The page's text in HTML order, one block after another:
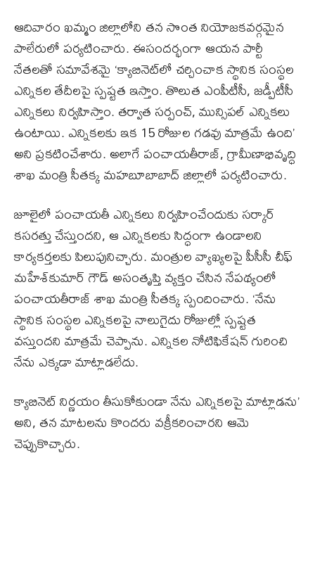
ఆదివారం ఖమ్మం జిల్లాలోని తన సొంత నియోజకవర్గమైన
పాలేరులో పర్యటించారు. ఈసందర్భంగా ఆయన పార్టీ
నేతలతో సమావేశమై ‘క్యాబినెట్‌లో చర్చించాక స్థానిక సంస్థల
ఎన్నికల తేదీలపై స్పష్టత ఇస్తాం. తొలుత ఎంపీటీసీ, జడ్పీటీసీ
ఎన్నికలు నిర్వహిస్తాం. తర్వాత సర్పంచ్, మున్సిపల్ ఎన్నికలు
ఉంటాయి. ఎన్నికలకు ఇక 15 రోజుల గడవు మాత్రమే ఉంది’
అని ప్రకటించేశారు. అలాగే పంచాయతీరాజ్, గ్రామీణాభివృద్ధి
శాఖ మంత్రి సీతక్క మహబూబాబాద్ జిల్లాలో పర్యటించారు.
జూలైలో పంచాయతీ ఎన్నికలు నిర్వహించేందుకు సర్కార్
కసరత్తు చేస్తుందని, ఆ ఎన్నికలకు సిద్ధంగా ఉండాలని
కార్యకర్తలకు పిలుపునిచ్చారు. మంత్రుల వ్యాఖ్యలపై పీసీసీ చీఫ్
మహేశ్‌కుమార్ గౌడ్ అసంతృప్తి వ్యక్తం చేసిన నేపథ్యంలో
పంచాయతీరాజ్ శాఖ మంత్రి సీతక్క స్పందించారు. ‘నేను
స్థానిక సంస్థల ఎన్నికలపై నాలుగైదు రోజుల్లో స్పష్టత
వస్తుందని మాత్రమే చెప్పాను. ఎన్నికల నోటిఫికేషన్ గురించి
నేను ఎక్కడా మాట్లాడలేదు.
క్యాబినెట్ నిర్ణయం తీసుకోకుండా నేను ఎన్నికలపై మాట్లాడను’
అని, తన మాటలను కొందరు వక్రీకరించారని ఆమె
చెప్పుకొచ్చారు.